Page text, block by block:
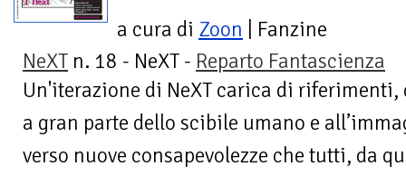
a cura di Zoon | Fanzine
NeXT n. 18 - NeXT - Reparto Fantascienza
Un'iterazione di NeXT carica di
a gran parte dello scibile umano e
verso nuove consapevolezze che tutti, da